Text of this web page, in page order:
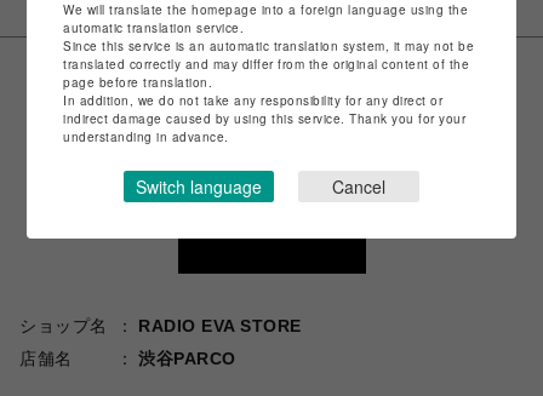
ショップ名
RADIO EVA STORE
店舗名
渋谷PARCO
We will translate the homepage into a foreign language using the
automatic translation service.
Since this service is an automatic translation system, it may not be
translated correctly and may differ from the original content of the
page before translation.
In addition, we do not take any responsibility for any direct or
indirect damage caused by using this service. Thank you for your
understanding in advance.
Switch language Cancel